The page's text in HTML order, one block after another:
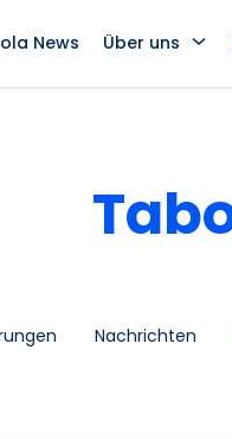
News Über uns
Nachrichten